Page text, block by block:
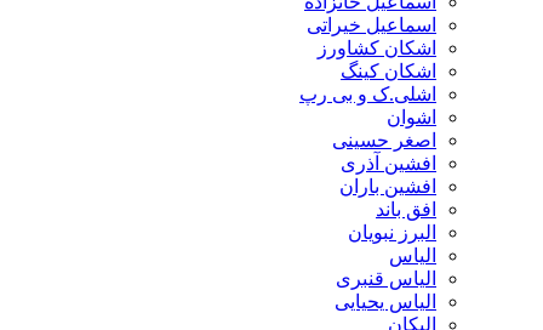
اسماعیل خیراتی
اشکان کشاورز
اشکان کینگ
اشلی.ک و بی رپ
اشوان
اصغر حسینی
افشین آذری
افشین باران
افق باند
البرز نبویان
الیاس
الیاس قنبرى
الیاس یحیایی
الیکان